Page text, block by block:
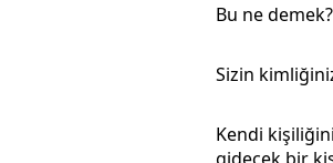
Bu ne demek?
Sizin
Kendi